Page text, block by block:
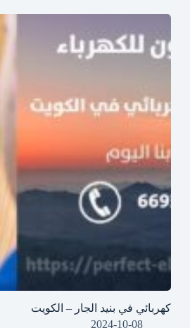
كهربائي في بنيد الجار – الكويت
2024-10-08